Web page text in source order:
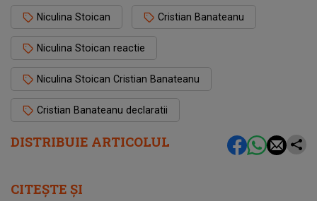
DISTRIBUIE ARTICOLUL
Niculina Stoican Cristian Banateanu
Niculina Stoican reactie
Niculina Stoican Cristian Banateanu
Cristian Banateanu declaratii
CITEȘTE ȘI